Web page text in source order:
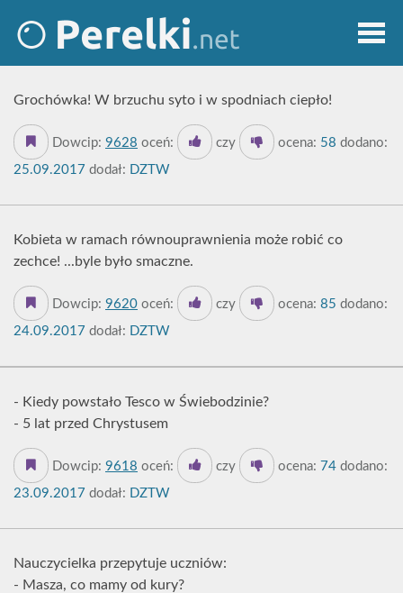
Grochówka! W brzuchu syto i w spodniach ciepło!
Dowcip: 9628 oceń: czy ocena: 58 dodano:
25.09.2017 dodał: DZTW
Kobieta w ramach równouprawnienia może robić co
zechce! ...byle było smaczne.
Dowcip: 9620 oceń: czy ocena: 85 dodano:
24.09.2017 dodał: DZTW
- Kiedy powstało Tesco w Świebodzinie?
- 5 lat przed Chrystusem
Dowcip: 9618 oceń: czy ocena: 74 dodano:
23.09.2017 dodał: DZTW
Nauczycielka przepytuje uczniów:
- Masza, co mamy od kury?